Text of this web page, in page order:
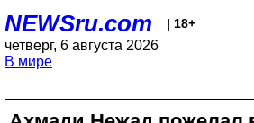
NEWSru.com | 18+
четверг, 6 августа 2026
В мире